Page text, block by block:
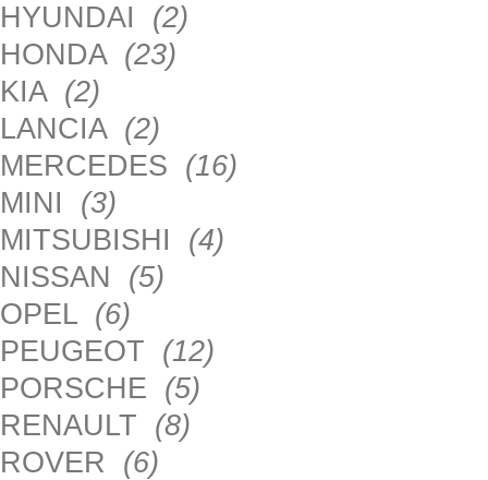
HYUNDAI (2)
HONDA (23)
KIA (2)
LANCIA (2)
MERCEDES (16)
MINI (3)
MITSUBISHI (4)
NISSAN (5)
OPEL (6)
PEUGEOT (12)
PORSCHE (5)
RENAULT (8)
ROVER (6)